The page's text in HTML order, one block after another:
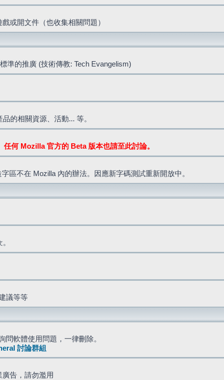
或開文件（也收集相關問題）
準的推廣 (技術傳教: Tech Evangelism)
的相關資源、活動... 等。
任何 Mozilla 官方的 Beta 版本也請至此討論。
區不在 Mozilla 內的辦法。因應新字碼測試重新開放中。
。
議等等
軟體使用問題，一律刪除。
討論群組
告，請勿濫用